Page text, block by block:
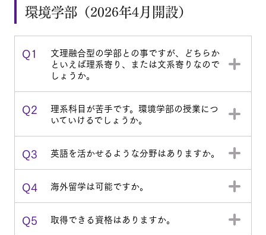
環境学部（2026年4月開設）
Q1 文理融合型の学部との事ですが、どちらか
といえば理系寄り、または文系寄りなので
しょうか。
Q2 理系科目が苦手です。環境学部の授業につ
いていけるでしょうか。
Q3 英語を活かせるような分野はありますか。
Q4 海外留学は可能ですか。
Q5 取得できる資格はありますか。